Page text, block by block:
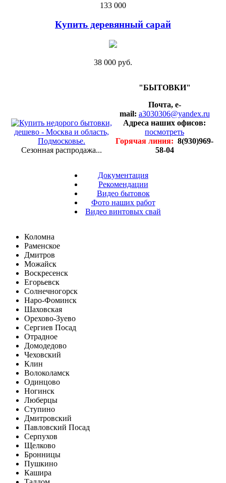
133 000
Купить деревянный сарай
38 000 руб.
Сезонная распродажа...
"БЫТОВКИ"
Почта, e-
mail: a3030306@yandex.ru
Адреса наших офисов:
посмотреть
Горячая линия: 8(930)969-
58-04
Документация
Рекомендации
Видео бытовок
Фото наших работ
Видео винтовых свай
Коломна
Раменское
Дмитров
Можайск
Воскресенск
Егорьевск
Солнечногорск
Наро-Фоминск
Шаховская
Орехово-Зуево
Сергиев Посад
Отрадное
Домодедово
Чеховский
Клин
Волоколамск
Одинцово
Ногинск
Люберцы
Ступино
Дмитровский
Павловский Посад
Серпухов
Щелково
Бронницы
Пушкино
Кашира